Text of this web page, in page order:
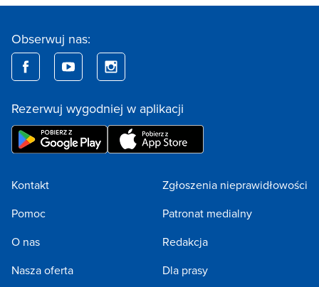
Obserwuj nas:
Rezerwuj wygodniej w aplikacji
Kontakt
Pomoc
O nas
Nasza oferta
Zgłoszenia nieprawidłowości
Patronat medialny
Redakcja
Dla prasy